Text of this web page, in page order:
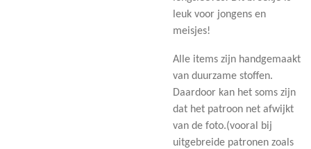
leuk voor jongens en
meisjes!
Alle items zijn handgemaakt
van duurzame stoffen.
Daardoor kan het soms zijn
dat het patroon net afwijkt
van de foto.(vooral bij
uitgebreide patronen zoals